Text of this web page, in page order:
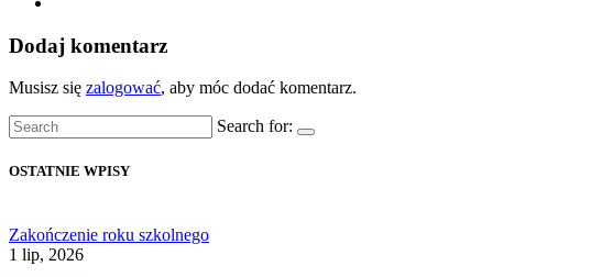
Dodaj komentarz
Musisz się zalogować, aby móc dodać komentarz.
Search for:
OSTATNIE WPISY
Zakończenie roku szkolnego
1 lip, 2026